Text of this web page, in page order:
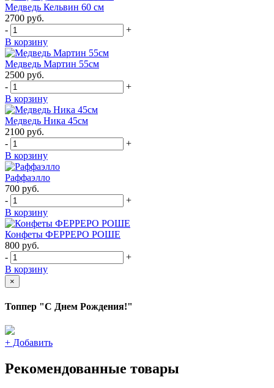
Медведь Кельвин 60 см
2700 руб.
-
+
В корзину
Медведь Мартин 55см
2500 руб.
-
+
В корзину
Медведь Ника 45см
2100 руб.
-
+
В корзину
Раффаэлло
700 руб.
-
+
В корзину
Конфеты ФЕРРЕРО РОШЕ
800 руб.
-
+
В корзину
×
Топпер "С Днем Рождения!"
+ Добавить
Рекомендованные товары